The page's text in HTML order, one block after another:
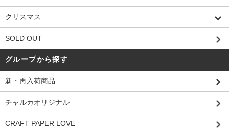
クリスマス
SOLD OUT
グループから探す
新・再入荷商品
チャルカオリジナル
CRAFT PAPER LOVE